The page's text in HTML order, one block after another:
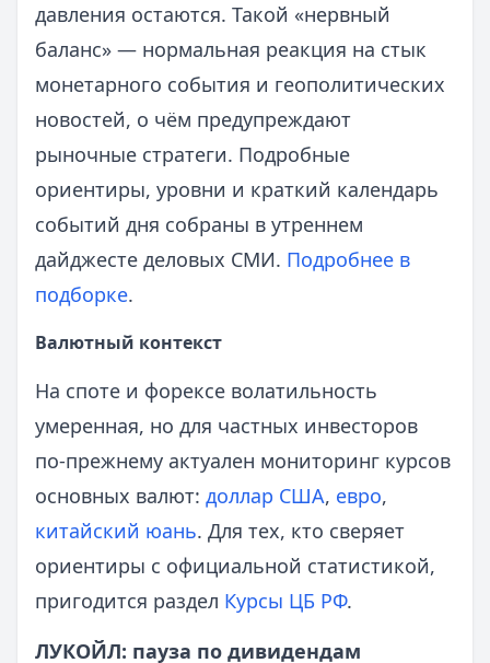
давления остаются. Такой «нервный
баланс» — нормальная реакция на стык
монетарного события и геополитических
новостей, о чём предупреждают
рыночные стратеги. Подробные
ориентиры, уровни и краткий календарь
событий дня собраны в утреннем
дайджесте деловых СМИ. Подробнее в
подборке.
Валютный контекст
На споте и форексе волатильность
умеренная, но для частных инвесторов
по‑прежнему актуален мониторинг курсов
основных валют: доллар США, евро,
китайский юань. Для тех, кто сверяет
ориентиры с официальной статистикой,
пригодится раздел Курсы ЦБ РФ.
ЛУКОЙЛ: пауза по дивидендам